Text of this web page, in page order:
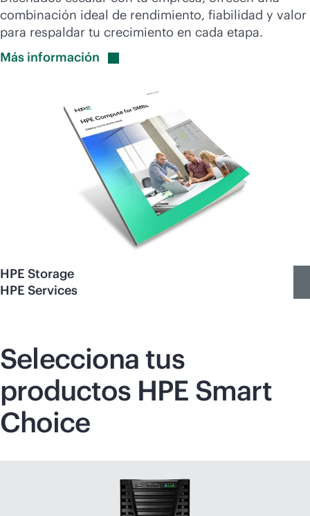
combinación ideal de rendimiento, fiabilidad y valor
para respaldar tu crecimiento en cada etapa.
Más información
HPE Storage
HPE Services
Selecciona tus
productos HPE Smart
Choice